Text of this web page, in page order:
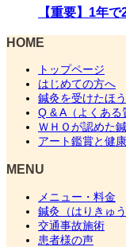
【重要】1年
HOME
トップページ
はじめての方へ
鍼灸を受けたほ
Q & A（よくある
ＷＨＯが認めた
アート鑑賞と健康
MENU
メニュー・料金
鍼灸（はりきゅう
交通事故施術
患者様の声